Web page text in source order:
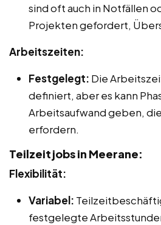
sind oft auch in Notfällen
Projekten gefordert,
Arbeitszeiten:
Festgelegt: Die
definiert, aber es kann
Arbeitsaufwand geben,
erfordern.
Teilzeitjobs in Meerane:
Flexibilität:
Variabel:
festgelegte